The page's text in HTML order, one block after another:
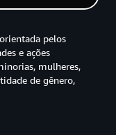
pelos
e ações
mulheres,
de gênero,